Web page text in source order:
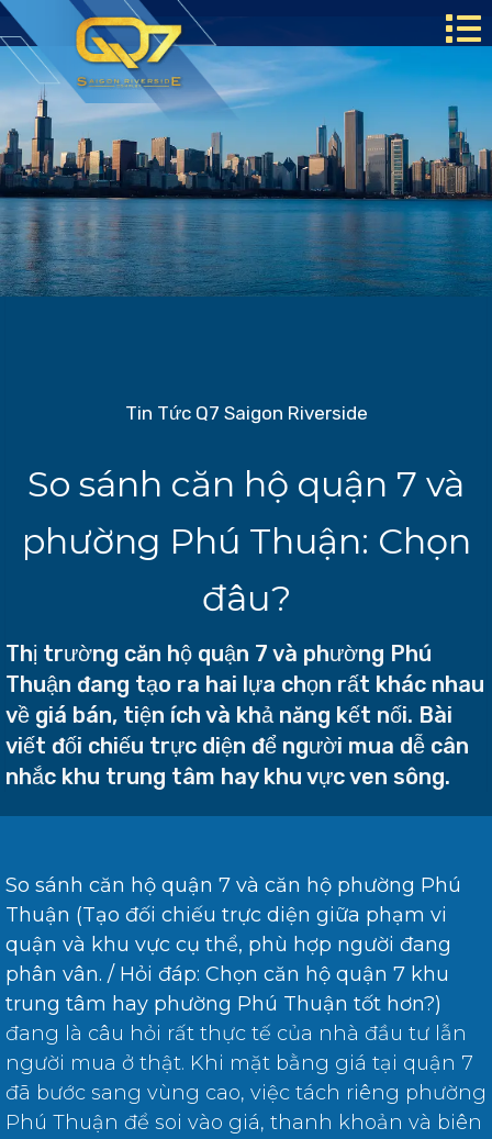
Tin Tức Q7 Saigon Riverside
So sánh căn hộ quận 7 và
phường Phú Thuận: Chọn
đâu?
Thị trường căn hộ quận 7 và phường Phú
Thuận đang tạo ra hai lựa chọn rất khác nhau
về giá bán, tiện ích và khả năng kết nối. Bài
viết đối chiếu trực diện để người mua dễ cân
nhắc khu trung tâm hay khu vực ven sông.
So sánh căn hộ quận 7 và căn hộ phường Phú
Thuận (Tạo đối chiếu trực diện giữa phạm vi
quận và khu vực cụ thể, phù hợp người đang
phân vân. / Hỏi đáp: Chọn căn hộ quận 7 khu
trung tâm hay phường Phú Thuận tốt hơn?)
đang là câu hỏi rất thực tế của nhà đầu tư lẫn
người mua ở thật. Khi mặt bằng giá tại quận 7
đã bước sang vùng cao, việc tách riêng phường
Phú Thuận để soi vào giá, thanh khoản và biên